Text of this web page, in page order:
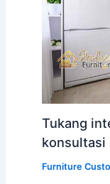
Tukang
konsultasi
Furniture